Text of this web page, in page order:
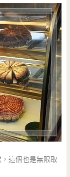
這個也是無限取